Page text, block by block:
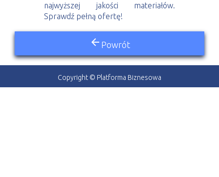
najwyższej jakości materiałów.
Sprawdź pełną ofertę!
arrow_back Powrót
Copyright © Platforma Biznesowa